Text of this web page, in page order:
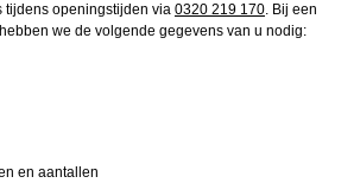
tijdens openingstijden via 0320 219 170. Bij een
we de volgende gegevens van u nodig:
en aantallen